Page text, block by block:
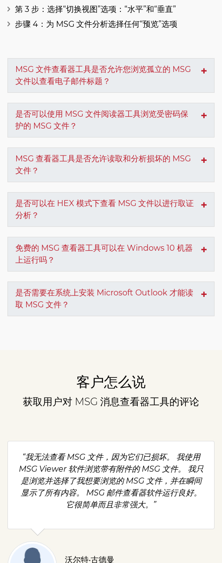
第 3 步：选择“切换视图”选项：“水平”和“垂直”
步骤 4：为 MSG 文件分析选择任何“预览”选项
MSG 文件查看器工具是否允许您浏览孤立的 MSG
文件以查看电子邮件标题？
是否可以使用 MSG 文件阅读器工具浏览受密码保
护的 MSG 文件？
MSG 查看器工具是否允许读取和分析损坏的 MSG
文件？
是否可以在 HEX 模式下查看 MSG 文件以进行取证
分析？
免费的 MSG 查看器工具可以在 Windows 10 机器
上运行吗？
是否需要在系统上安装 Microsoft Outlook 才能读
取 MSG 文件？
客户怎么说
获取用户对 MSG 消息查看器工具的评论
“我无法查看 MSG 文件，因为它们已损坏。 我使用
MSG Viewer 软件浏览带有附件的 MSG 文件。 我只
是浏览并选择了我想要浏览的 MSG 文件，并在瞬间
显示了所有内容。 MSG 邮件查看器软件运行良好。
它很简单而且非常强大。”
沃尔特·古德曼